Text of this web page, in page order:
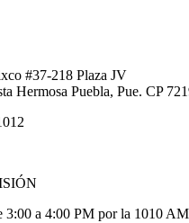
#37-218 Plaza JV
Hermosa Puebla, Pue. CP
3:00 a 4:00 PM por la 1010